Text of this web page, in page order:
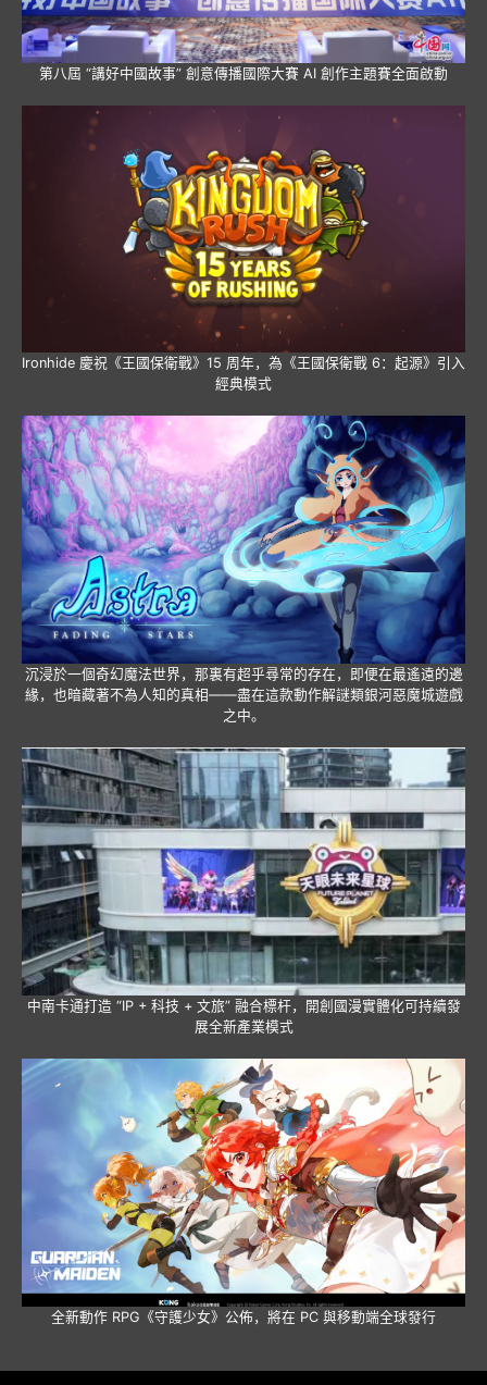
第八屆 “講好中國故事” 創意傳播國際大賽 AI 創作主題賽全面啟動
Ironhide 慶祝《王國保衛戰》15 周年，為《王國保衛戰 6：起源》引入
經典模式
沉浸於一個奇幻魔法世界，那裏有超乎尋常的存在，即便在最遙遠的邊
緣，也暗藏著不為人知的真相——盡在這款動作解謎類銀河惡魔城遊戲
之中。
中南卡通打造 “IP + 科技 + 文旅” 融合標杆，開創國漫實體化可持續發
展全新產業模式
全新動作 RPG《守護少女》公佈，將在 PC 與移動端全球發行